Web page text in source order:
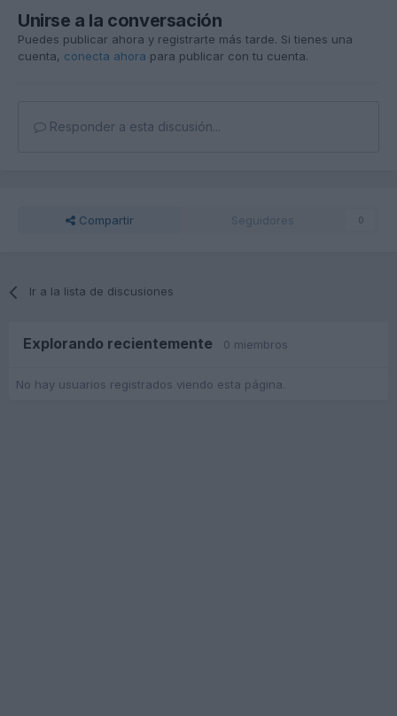
Unirse a la conversación
Puedes publicar ahora y registrarte más tarde. Si tienes una
cuenta, conecta ahora para publicar con tu cuenta.
Responder a esta discusión...
Compartir Seguidores 0
Ir a la lista de discusiones
Explorando recientemente 0 miembros
No hay usuarios registrados viendo esta página.